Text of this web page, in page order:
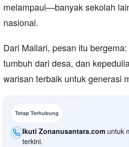
melampaui—banyak sekolah
nasional.
Dari Mallari, pesan itu
tumbuh dari desa, dan
warisan terbaik untuk generasi
Tetap Terhubung
Ikuti Zonanusantara.com untuk
terkini.